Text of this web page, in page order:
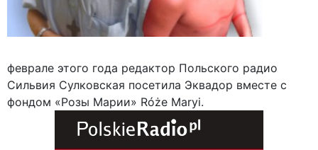
феврале этого года редактор Польского радио
Сильвия Сулковская посетила Эквадор вместе с
фондом «Розы Марии» Róże Maryi.